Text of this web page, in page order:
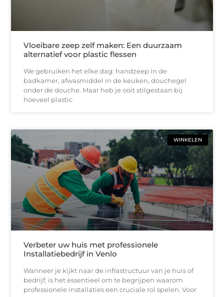
Vloeibare zeep zelf maken: Een duurzaam
alternatief voor plastic flessen
We gebruiken het elke dag: handzeep in de
badkamer, afwasmiddel in de keuken, douchegel
onder de douche. Maar heb je ooit stilgestaan bij
hoeveel plastic
WINKELEN
Verbeter uw huis met professionele
Installatiebedrijf in Venlo
Wanneer je kijkt naar de infrastructuur van je huis of
bedrijf, is het essentieel om te begrijpen waarom
professionele installaties een cruciale rol spelen. Voor